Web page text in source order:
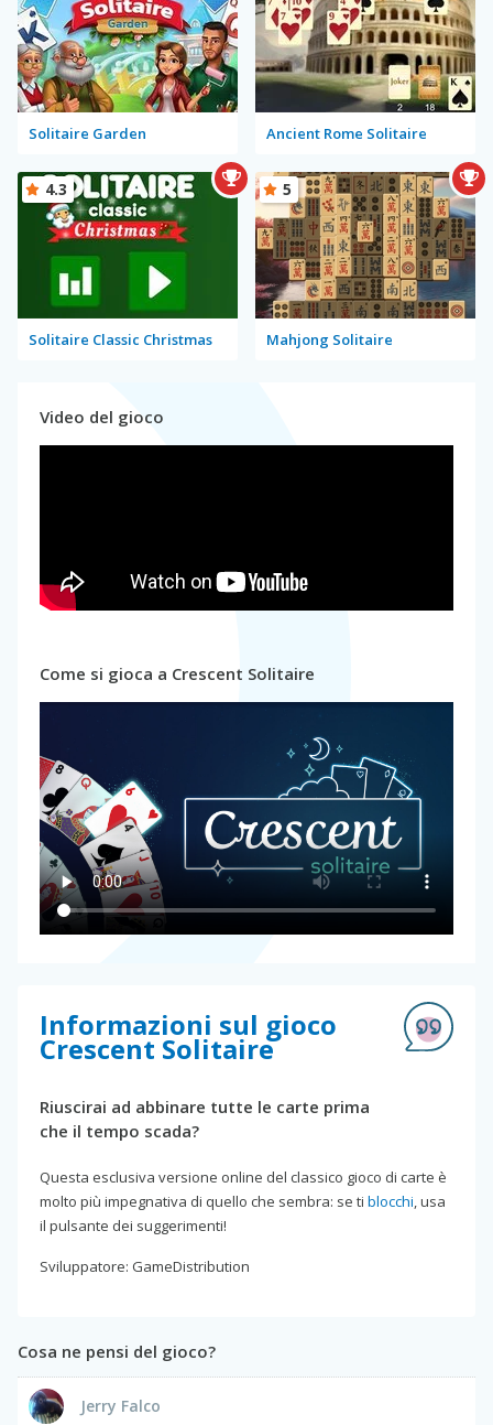
Solitaire Garden Ancient Rome Solitaire
Solitaire Classic Christmas
4.3
Mahjong Solitaire
5
Video del gioco
Come si gioca a Crescent Solitaire
Informazioni sul gioco
Crescent Solitaire
Riuscirai ad abbinare tutte le carte prima
che il tempo scada?
Questa esclusiva versione online del classico gioco di carte è
molto più impegnativa di quello che sembra: se ti blocchi, usa
il pulsante dei suggerimenti!
Sviluppatore: GameDistribution
Cosa ne pensi del gioco?
Jerry Falco